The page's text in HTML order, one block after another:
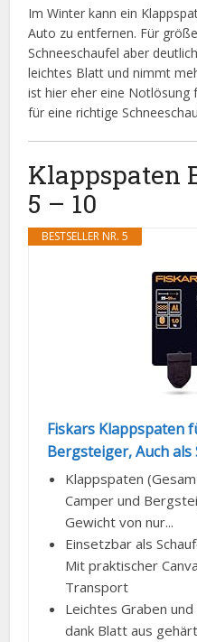
Im Winter kann ein
Auto zu entfernen. Für
Schneeschaufel aber
leichtes Blatt und nimmt
ist hier eher eine Notlösung
für eine richtige
Klappspaten
5 – 10
BESTSELLER NR. 5
Fiskars Klappspaten
Bergsteiger, Auch als
Klappspaten
Camper und
Gewicht von nur...
Einsetzbar als
Mit praktischer
Transport
Leichtes Graben
dank Blatt aus